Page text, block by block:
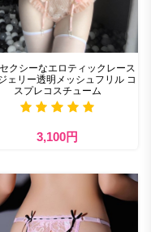
クシーなエロティックレース
ェリー透明メッシュフリル コ
スプレコスチューム
3,100円